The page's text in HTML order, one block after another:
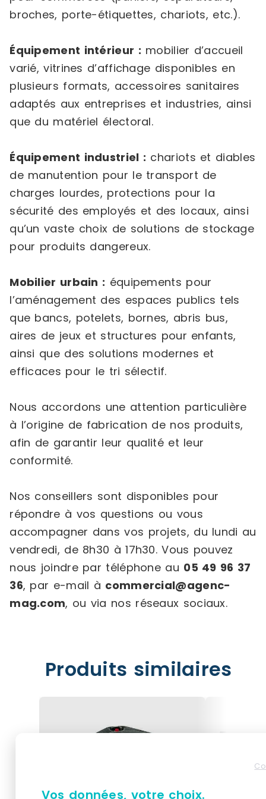
broches, porte-étiquettes, chariots, etc.).
Équipement intérieur : mobilier d’accueil
varié, vitrines d’affichage disponibles en
plusieurs formats, accessoires sanitaires
adaptés aux entreprises et industries, ainsi
que du matériel électoral.
Équipement industriel : chariots et diables
de manutention pour le transport de
charges lourdes, protections pour la
sécurité des employés et des locaux, ainsi
qu’un vaste choix de solutions de stockage
pour produits dangereux.
Mobilier urbain : équipements pour
l’aménagement des espaces publics tels
que bancs, potelets, bornes, abris bus,
aires de jeux et structures pour enfants,
ainsi que des solutions modernes et
efficaces pour le tri sélectif.
Nous accordons une attention particulière
à l’origine de fabrication de nos produits,
afin de garantir leur qualité et leur
conformité.
Nos conseillers sont disponibles pour
répondre à vos questions ou vous
accompagner dans vos projets, du lundi au
vendredi, de 8h30 à 17h30. Vous pouvez
nous joindre par téléphone au 05 49 96 37
36, par e-mail à commercial@agenc-
mag.com, ou via nos réseaux sociaux.
Produits similaires
Vos données, votre choix.